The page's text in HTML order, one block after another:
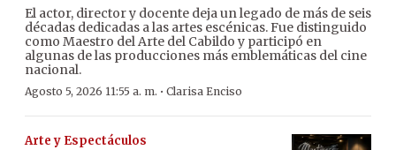
El actor, director y docente deja un legado de más de seis
décadas dedicadas a las artes escénicas. Fue distinguido
como Maestro del Arte del Cabildo y participó en
algunas de las producciones más emblemáticas del cine
nacional.
Agosto 5, 2026 11:55 a. m. · Clarisa Enciso
Arte y Espectáculos